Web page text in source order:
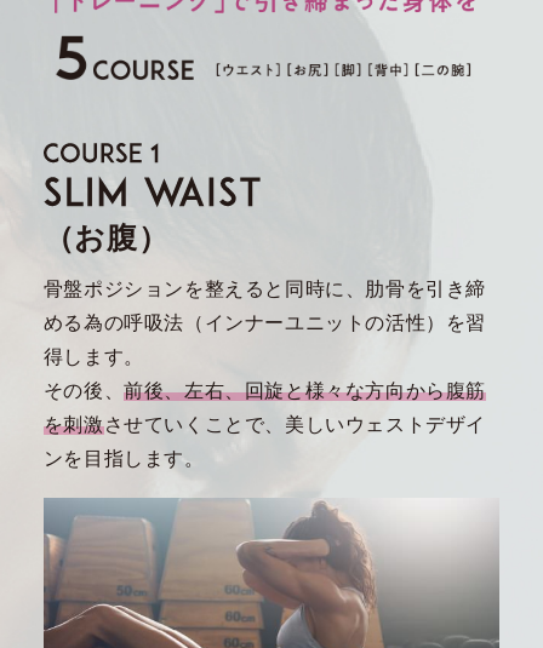
（お腹）
骨盤ポジションを整えると同時に、肋骨を引き締
める為の呼吸法（インナーユニットの活性）を習
得します。
その後、前後、左右、回旋と様々な方向から腹筋
を刺激させていくことで、美しいウェストデザイ
ンを目指します。